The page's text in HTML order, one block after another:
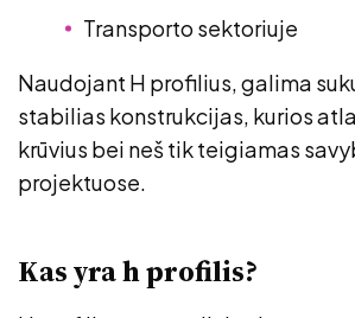
Transporto sektoriuje
Naudojant H profilius, galima
stabilias konstrukcijas, kurios
krūvius bei neš tik teigiamas
projektuose.
Kas yra h profilis?